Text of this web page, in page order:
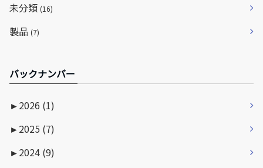
未分類 (16)
製品 (7)
バックナンバー
►2026 (1)
►2025 (7)
►2024 (9)